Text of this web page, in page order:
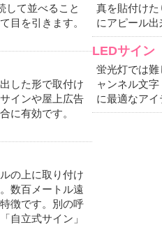
して並べること
目を引きます。
した形で取付け
インや屋上広告
に有効です。
の上に取り付け
数百メートル遠
徴です。別の呼
自立式サイン」
真を貼付け
にアピール
LEDサイン
蛍光灯では
ャンネル文
に最適なア